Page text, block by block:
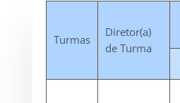
Turmas
Diretor(a)
de Turma